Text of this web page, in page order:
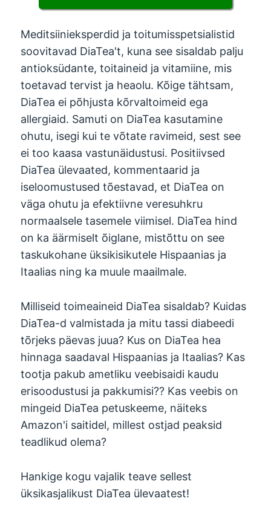
Meditsiinieksperdid ja toitumisspetsialistid
soovitavad DiaTea't, kuna see sisaldab palju
antioksüdante, toitaineid ja vitamiine, mis
toetavad tervist ja heaolu. Kõige tähtsam,
DiaTea ei põhjusta kõrvaltoimeid ega
allergiaid. Samuti on DiaTea kasutamine
ohutu, isegi kui te võtate ravimeid, sest see
ei too kaasa vastunäidustusi. Positiivsed
DiaTea ülevaated, kommentaarid ja
iseloomustused tõestavad, et DiaTea on
väga ohutu ja efektiivne veresuhkru
normaalsele tasemele viimisel. DiaTea hind
on ka äärmiselt õiglane, mistõttu on see
taskukohane üksikisikutele Hispaanias ja
Itaalias ning ka muule maailmale.
Milliseid toimeaineid DiaTea sisaldab? Kuidas
DiaTea-d valmistada ja mitu tassi diabeedi
tõrjeks päevas juua? Kus on DiaTea hea
hinnaga saadaval Hispaanias ja Itaalias? Kas
tootja pakub ametliku veebisaidi kaudu
erisoodustusi ja pakkumisi?? Kas veebis on
mingeid DiaTea petuskeeme, näiteks
Amazon'i saitidel, millest ostjad peaksid
teadlikud olema?
Hankige kogu vajalik teave sellest
üksikasjalikust DiaTea ülevaatest!